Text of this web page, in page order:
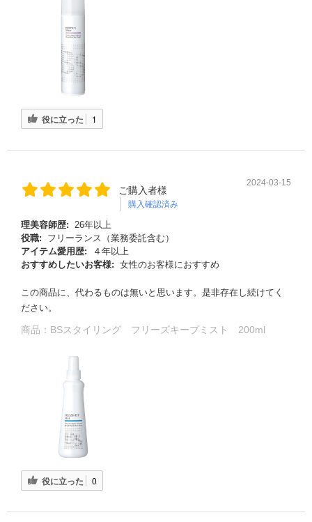
役に立った 1
ご購入者様
購入確認済み
2024-03-15
理美容師歴:
26年以上
役職:
フリーランス（業務委託含む）
アイテム愛用歴:
４年以上
おすすめしたいお客様: 女性のお客様におすすめ
この商品に、代わるものは無いと思います。是非存在し続けてく
ださい。
商品： BSスタイリング フリーズキープミスト 200ml
役に立った 0